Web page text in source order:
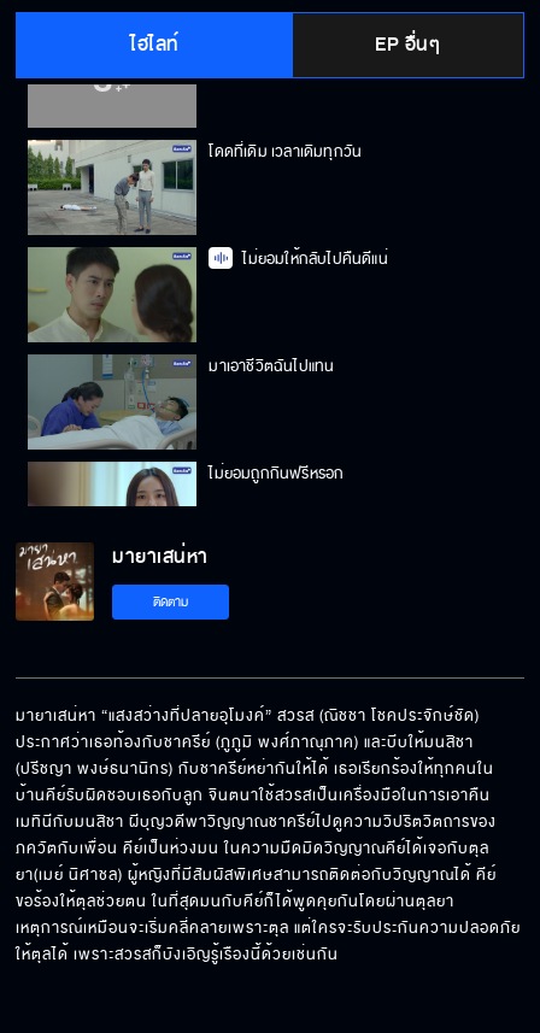
ไฮไลท์ EP อื่นๆ
โดดที่เดิม เวลาเดิมทุกวัน
ไม่ยอมให้กลับไปคืนดีแน่
มาเอาชีวิตฉันไปแทน
ไม่ยอมถูกกินฟรีหรอก
ต้องเจอผีอีกกี่ตัววะ
ไม่รักแล้ว ได้ยินมั้ย
ไหว้เพราะความเคยชิน
มายาเสน่หา
ติดตาม
มายาเสน่หา “แสงสว่างที่ปลายอุโมงค์” สวรส (ณิชชา โชคประจักษ์ชัด)
ประกาศว่าเธอท้องกับชาครีย์ (ภูภูมิ พงศ์ภาณุภาค) และบีบให้มนสิชา
(ปรีชญา พงษ์ธนานิกร) กับชาครีย์หย่ากันให้ได้ เธอเรียกร้องให้ทุกคนใน
บ้านคีย์รับผิดชอบเธอกับลูก จินตนาใช้สวรสเป็นเครื่องมือในการเอาคืน
เมทินีกับมนสิชา ผีบุญวดีพาวิญญาณชาครีย์ไปดูความวิปริตวิตถารของ
ภควัตกับเพื่อน คีย์เป็นห่วงมน ในความมืดมิดวิญญาณคีย์ได้เจอกับตุล
ยา(เมย์ นิศาชล) ผู้หญิงที่มีสัมผัสพิเศษสามารถติดต่อกับวิญญาณได้ คีย์
ขอร้องให้ตุลช่วยตน ในที่สุดมนกับคีย์ก็ได้พูดคุยกันโดยผ่านตุลยา
เหตุการณ์เหมือนจะเริ่มคลี่คลายเพราะตุล แต่ใครจะรับประกันความปลอดภัย
ให้ตุลได้ เพราะสวรสก็บังเอิญรู้เรืองนี้ด้วยเช่นกัน